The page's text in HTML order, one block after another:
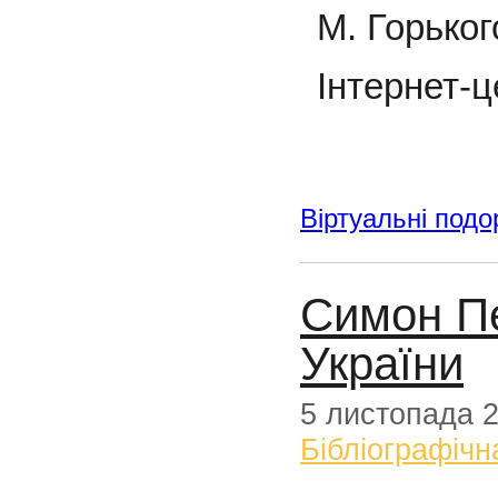
М.
Інтернет-
Віртуальні
Симон
України
5 листопада